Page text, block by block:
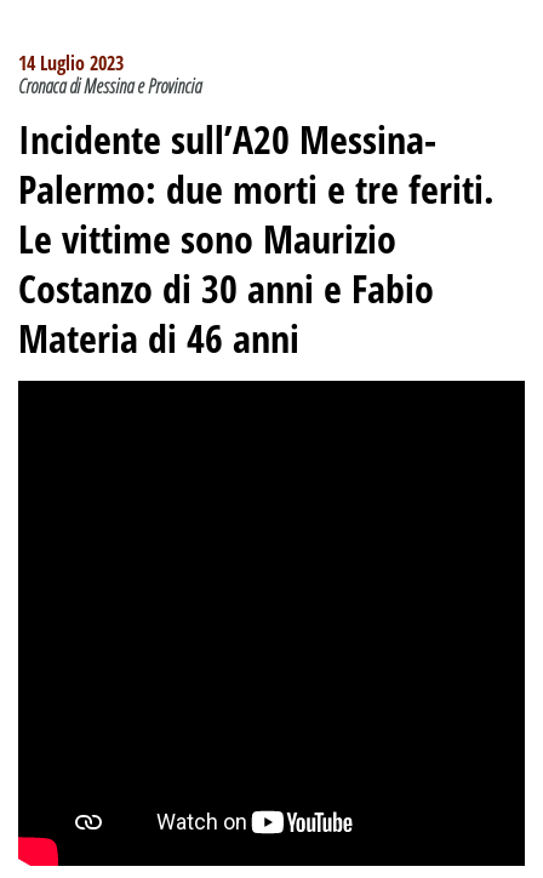
14 Luglio 2023
Cronaca di Messina e Provincia
Incidente sull’A20 Messina-
Palermo: due morti e tre feriti.
Le vittime sono Maurizio
Costanzo di 30 anni e Fabio
Materia di 46 anni